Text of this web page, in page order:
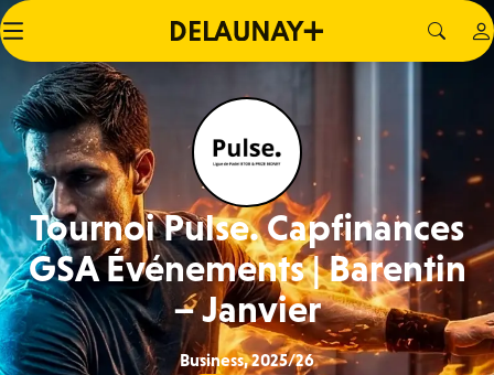
Tournoi Pulse. Capfinances
GSA Événements | Barentin
– Janvier
Business, 2025/26